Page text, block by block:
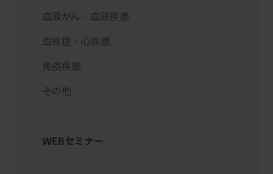
血液がん・血液疾患
血栓症・心疾患
免疫疾患
その他
WEBセミナー